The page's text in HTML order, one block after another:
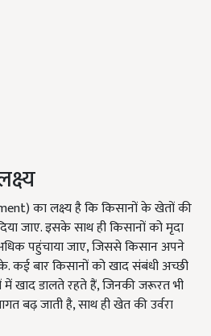
का लक्ष्य है कि किसानों के खेतों की
जाए. इसके साथ ही किसानों को मृदा
पहुंचाया जाए, जिससे किसान अपने
कई बार किसानों को खाद संबंधी अच्छी
में खाद डालते रहते हैं, जिनकी जरूरत भी
बढ़ जाती है, साथ ही खेत की उर्वरा